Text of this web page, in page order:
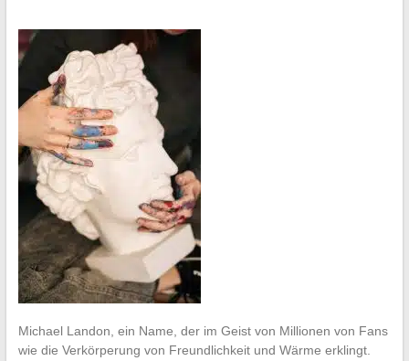
Michael Landon, ein Name, der im Geist von Millionen von Fans
wie die Verkörperung von Freundlichkeit und Wärme erklingt.